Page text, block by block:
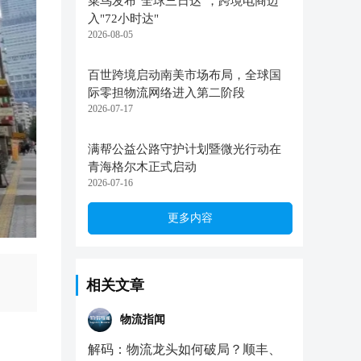
入"72小时达"
2026-08-05
百世跨境启动南美市场布局，全球国
际零担物流网络进入第二阶段
2026-07-17
满帮公益公路守护计划暨微光行动在
青海格尔木正式启动
2026-07-16
更多内容
相关文章
物流指闻
解码：物流龙头如何破局？顺丰、